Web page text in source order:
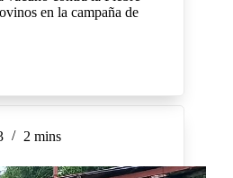
en la campaña de
2 mins